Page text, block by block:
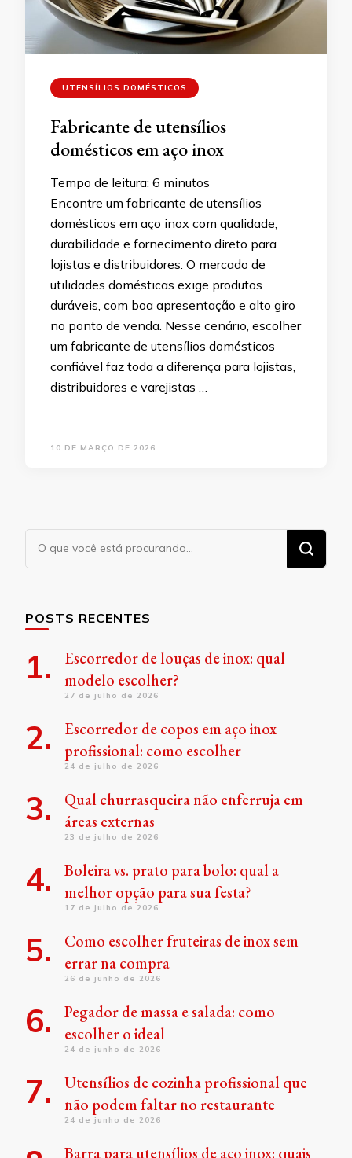
UTENSÍLIOS DOMÉSTICOS
Fabricante de utensílios
domésticos em aço inox
Tempo de leitura: 6 minutos
Encontre um fabricante de utensílios
domésticos em aço inox com qualidade,
durabilidade e fornecimento direto para
lojistas e distribuidores. O mercado de
utilidades domésticas exige produtos
duráveis, com boa apresentação e alto giro
no ponto de venda. Nesse cenário, escolher
um fabricante de utensílios domésticos
confiável faz toda a diferença para lojistas,
distribuidores e varejistas …
10 DE MARÇO DE 2026
Procurando
algo?
POSTS RECENTES
Escorredor de louças de inox: qual
modelo escolher?
27 de julho de 2026
Escorredor de copos em aço inox
profissional: como escolher
24 de julho de 2026
Qual churrasqueira não enferruja em
áreas externas
23 de julho de 2026
Boleira vs. prato para bolo: qual a
melhor opção para sua festa?
17 de julho de 2026
Como escolher fruteiras de inox sem
errar na compra
26 de junho de 2026
Pegador de massa e salada: como
escolher o ideal
24 de junho de 2026
Utensílios de cozinha profissional que
não podem faltar no restaurante
24 de junho de 2026
Barra para utensílios de aço inox: quais